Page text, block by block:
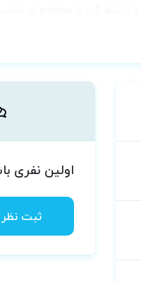
تورنستام با «مری» و
اولین نفری
ثبت نظر